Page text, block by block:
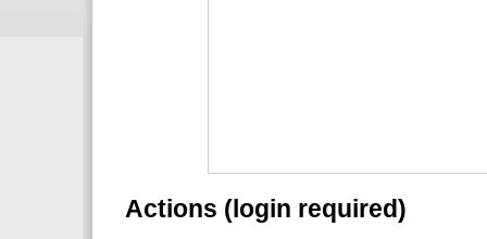
Actions (login required)